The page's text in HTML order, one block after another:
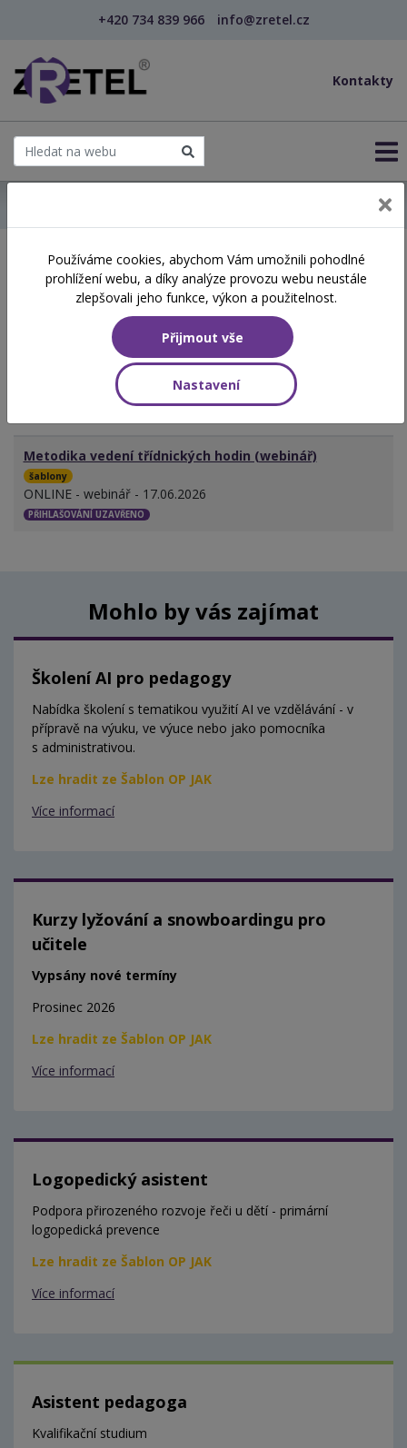
+420 734 839 966 info@zretel.cz
Kontakty
Školení začínající 17. 06.
2026
Aktuálně vypsané termíny
Metodika vedení třídnických hodin (webinář)
šablony
ONLINE - webinář - 17.06.2026
PŘIHLAŠOVÁNÍ UZAVŘENO
Mohlo by vás zajímat
Školení AI pro pedagogy
Nabídka školení s tematikou využití AI ve vzdělávání - v
přípravě na výuku, ve výuce nebo jako pomocníka
s administrativou.
Lze hradit ze Šablon OP JAK
Více informací
Kurzy lyžování a snowboardingu pro
učitele
Vypsány nové termíny
Prosinec 2026
Lze hradit ze Šablon OP JAK
Více informací
Logopedický asistent
Podpora přirozeného rozvoje řeči u dětí - primární
logopedická prevence
Lze hradit ze Šablon OP JAK
Více informací
Asistent pedagoga
Kvalifikační studium
Používáme cookies, abychom Vám umožnili pohodlné
prohlížení webu, a díky analýze provozu webu neustále
zlepšovali jeho funkce, výkon a použitelnost.
Přijmout vše
Nastavení